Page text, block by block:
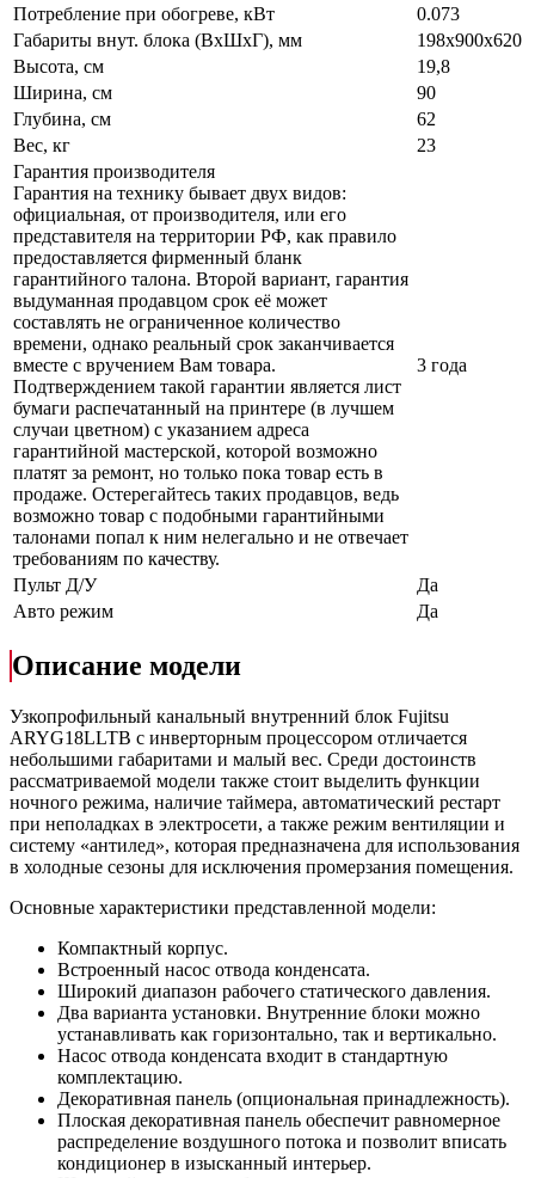
Потребление при обогреве, кВт
0.073
Габариты внут. блока (ВхШхГ), мм
198x900x620
Высота, см
19,8
Ширина, см
90
Глубина, см
62
Вес, кг
23
Гарантия производителя
Гарантия на технику бывает двух видов:
официальная, от производителя, или его
представителя на территории РФ, как правило
предоставляется фирменный бланк
гарантийного талона. Второй вариант, гарантия
выдуманная продавцом срок её может
составлять не ограниченное количество
времени, однако реальный срок заканчивается
вместе с вручением Вам товара.
Подтверждением такой гарантии является лист
бумаги распечатанный на принтере (в лучшем
случаи цветном) с указанием адреса
гарантийной мастерской, которой возможно
платят за ремонт, но только пока товар есть в
продаже. Остерегайтесь таких продавцов, ведь
возможно товар с подобными гарантийными
талонами попал к ним нелегально и не отвечает
требованиям по качеству.
3 года
Пульт Д/У
Да
Авто режим
Да
Описание модели
Узкопрофильный канальный внутренний блок Fujitsu
ARYG18LLTB с инверторным процессором отличается
небольшими габаритами и малый вес. Среди достоинств
рассматриваемой модели также стоит выделить функции
ночного режима, наличие таймера, автоматический рестарт
при неполадках в электросети, а также режим вентиляции и
систему «антилед», которая предназначена для использования
в холодные сезоны для исключения промерзания помещения.
Основные характеристики представленной модели:
Компактный корпус.
Встроенный насос отвода конденсата.
Широкий диапазон рабочего статического давления.
Два варианта установки. Внутренние блоки можно
устанавливать как горизонтально, так и вертикально.
Насос отвода конденсата входит в стандартную
комплектацию.
Декоративная панель (опциональная принадлежность).
Плоская декоративная панель обеспечит равномерное
распределение воздушного потока и позволит вписать
кондиционер в изысканный интерьер.